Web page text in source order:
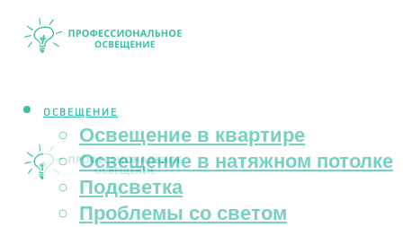
ОСВЕЩЕНИЕ
Освещение в квартире
Освещение в натяжном потолке
Подсветка
Проблемы со светом